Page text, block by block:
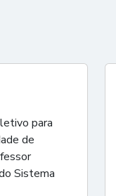
para
de
Sistema